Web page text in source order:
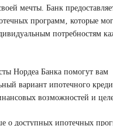
мечты. Банк
программ‚ которые
потребностям
Нордеа Банка помогут вам
вариант ипотечного
возможностей и
о доступных ипотечных